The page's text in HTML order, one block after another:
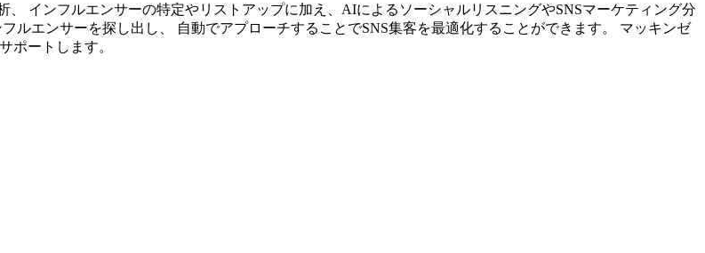
、 インフルエンサーの特定やリストアップに加え、AIによるソーシャルリスニングやSNSマーケティング分
ルエンサーを探し出し、 自動でアプローチすることでSNS集客を最適化することができます。 マッキンゼ
ポートします。